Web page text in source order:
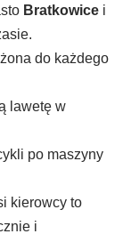
Bratkowice i
do każdego
lawetę w
po maszyny
kierowcy to
i